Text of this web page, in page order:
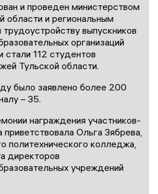
и проведен министерством
области и региональным
выпускников
организаций
стали 112 студентов
Тульской области.
было заявлено более 200
– 35.
награждения участников-
Ольга Зябрева,
политехнического колледжа,
директоров
учреждений